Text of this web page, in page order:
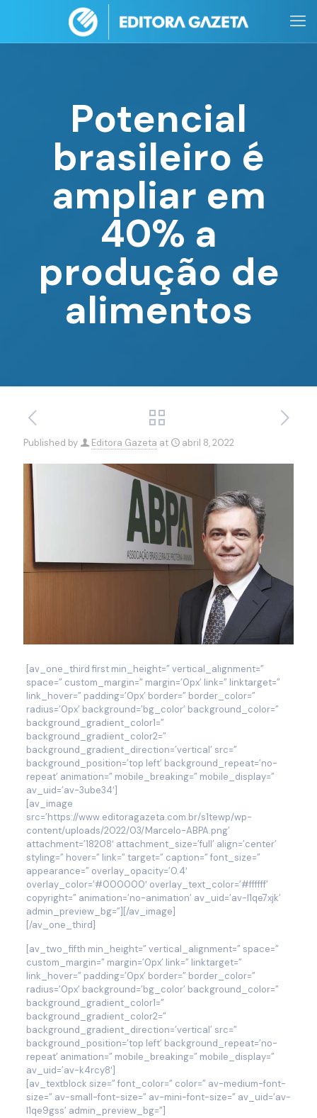
Potencial
brasileiro é
ampliar em
40% a
produção de
alimentos
Published by Editora Gazeta at abril 8, 2022
[av_one_third first min_height=” vertical_alignment=”
space=” custom_margin=” margin=’0px’ link=” linktarget=”
link_hover=” padding=’0px’ border=” border_color=”
radius=’0px’ background=’bg_color’ background_color=”
background_gradient_color1=”
background_gradient_color2=”
background_gradient_direction=’vertical’ src=”
background_position=’top left’ background_repeat=’no-
repeat’ animation=” mobile_breaking=” mobile_display=”
av_uid=’av-3ube34′]
[av_image
src=’https://www.editoragazeta.com.br/s1tewp/wp-
content/uploads/2022/03/Marcelo-ABPA.png’
attachment=’18208′ attachment_size=’full’ align=’center’
styling=” hover=” link=” target=” caption=” font_size=”
appearance=” overlay_opacity=’0.4′
overlay_color=’#000000′ overlay_text_color=’#ffffff’
copyright=” animation=’no-animation’ av_uid=’av-l1qe7xjk’
admin_preview_bg=”][/av_image]
[/av_one_third]
[av_two_fifth min_height=” vertical_alignment=” space=”
custom_margin=” margin=’0px’ link=” linktarget=”
link_hover=” padding=’0px’ border=” border_color=”
radius=’0px’ background=’bg_color’ background_color=”
background_gradient_color1=”
background_gradient_color2=”
background_gradient_direction=’vertical’ src=”
background_position=’top left’ background_repeat=’no-
repeat’ animation=” mobile_breaking=” mobile_display=”
av_uid=’av-k4rcy8′]
[av_textblock size=” font_color=” color=” av-medium-font-
size=” av-small-font-size=” av-mini-font-size=” av_uid=’av-
l1qe9gss’ admin_preview_bg=”]